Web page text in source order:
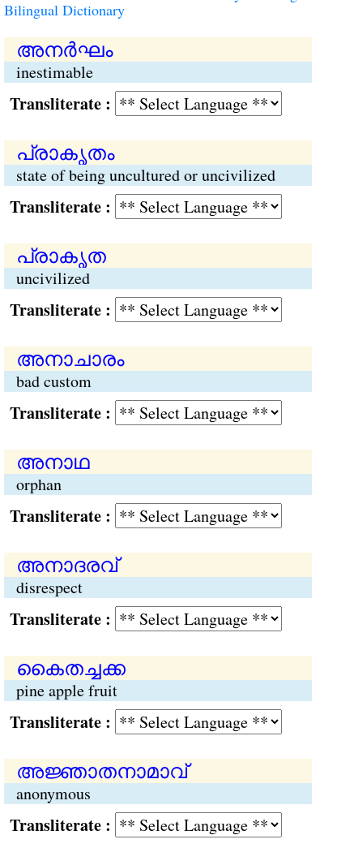
Bilingual Dictionary
അനര്‍‍ഘം
inestimable
:
പ്രാകൃതം
state of being uncultured or uncivilized
:
പ്രാകൃത
uncivilized
:
അനാചാരം
bad custom
:
അനാഥ
orphan
:
അനാദരവ്
disrespect
:
കൈതച്ചക്ക
pine apple fruit
:
അജ്ഞാതനാമാവ്
anonymous
: